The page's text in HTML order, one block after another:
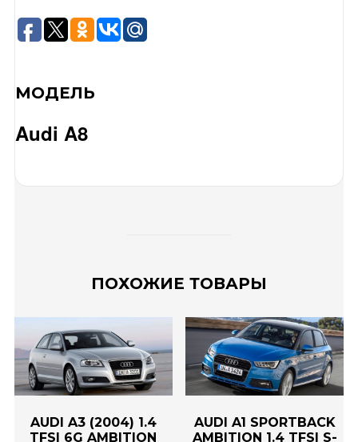
МОДЕЛЬ
Audi A8
ПОХОЖИЕ ТОВАРЫ
AUDI A3 (2004) 1.4
TFSI 6G AMBITION
AUDI A1 SPORTBACK
AMBITION 1.4 TFSI S-